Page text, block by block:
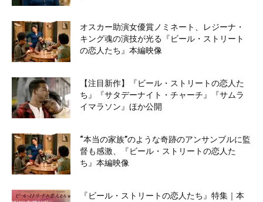
オスカー助演女優賞ノミネート、レジーナ・
キング魂の演技が光る『ビール・ストリート
の恋人たち』本編映像
【注目新作】『ビール・ストリートの恋人た
ち』『サタデーナイト・チャーチ』『サムラ
イマラソン』ほか公開
“本当の家族”のような奇跡のアンサンブルに監
督も感激、『ビール・ストリートの恋人た
ち』本編映像
『ビール・ストリートの恋人たち』特集｜本